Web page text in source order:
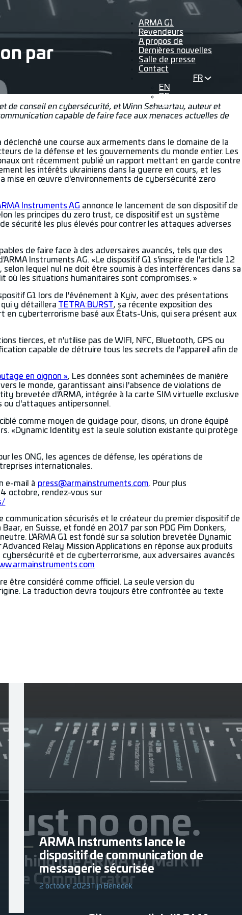
ARMA G1
Revendeurs
A propos de
Dernières nouvelles
Salle de presse
Contact
FR
EN
DE
UA
par
de conseil en cybersécurité, et Winn Schwartau, auteur et
capable de faire face aux menaces actuelles de
déclenché une course aux armements dans le domaine de la
de la défense et les gouvernements du monde entier. Les
ont récemment publié un rapport mettant en garde contre
les intérêts ukrainiens dans la guerre en cours, et les
mise en œuvre d'environnements de cybersécurité zero
Instruments AG annonce le lancement de son dispositif de
les principes du zero trust, ce dispositif est un système
sécurité les plus élevés pour contrer les attaques adverses
de faire face à des adversaires avancés, tels que des
Instruments AG. «Le dispositif G1 s'inspire de l'article 12
lequel nul ne doit être soumis à des interférences dans sa
où les situations humanitaires sont compromises. »
G1 lors de l'événement à Kyiv, avec des présentations
y détaillera TETRA:BURST, sa récente exposition des
en cyberterrorisme basé aux États-Unis, qui sera présent aux
tierces, et n'utilise pas de WIFI, NFC, Bluetooth, GPS ou
capable de détruire tous les secrets de l'appareil afin de
en oignon », Les données sont acheminées de manière
le monde, garantissant ainsi l'absence de violations de
brevetée d'ARMA, intégrée à la carte SIM virtuelle exclusive
ou d'attaques antipersonnel.
comme moyen de guidage pour, disons, un drone équipé
«Dynamic Identity est la seule solution existante qui protège
les ONG, les agences de défense, les opérations de
internationales.
e-mail à press@armainstruments.com. Pour plus
octobre, rendez-vous sur
sécurisés et le créateur du premier dispositif de
en Suisse, et fondé en 2017 par son PDG Pim Donkers,
L'ARMA G1 est fondé sur sa solution brevetée Dynamic
Relay Mission Applications en réponse aux produits
et de cyberterrorisme, aux adversaires avancés
être considéré comme officiel. La seule version du
La traduction devra toujours être confrontée au texte
ARMA Instruments lance le
dispositif de communication de
messagerie sécurisée
2 octobre 2023 Tijn Benedek